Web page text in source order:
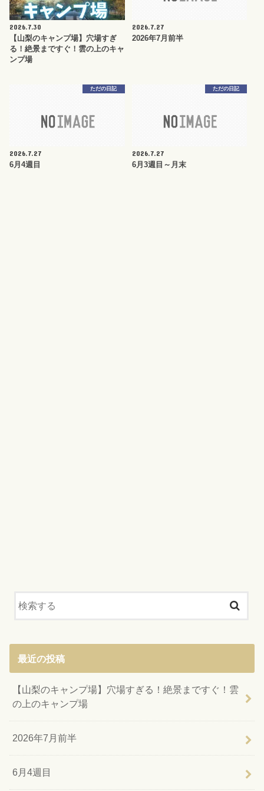
2026.7.30
【山梨のキャンプ場】穴場すぎ
る！絶景まですぐ！雲の上のキャ
ンプ場
2026.7.27
2026年7月前半
ただの日記
2026.7.27
6月4週目
ただの日記
2026.7.27
6月3週目～月末
最近の投稿
【山梨のキャンプ場】穴場すぎる！絶景まですぐ！雲
の上のキャンプ場
2026年7月前半
6月4週目